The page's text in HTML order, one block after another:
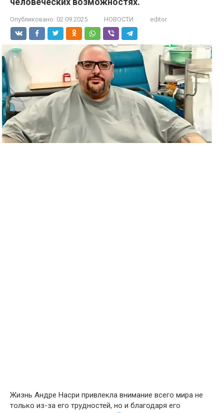
Опубликовано: 02.09.2025 НОВОСТИ editor
Жизнь Андре Насри привлекла внимание всего мира не
только из-за его трудностей, но и благодаря его